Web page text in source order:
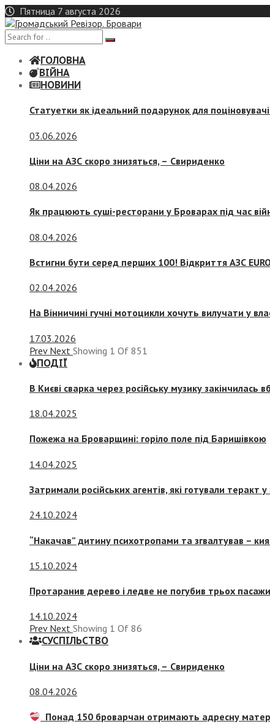
Skip
to
content
Пятница 7 августа 2026
ГОЛОВНА
ВІЙНА
НОВИНИ
Статуетки як ідеальний подарунок для
03.06.2026
Ціни на АЗС скоро знизяться, – Свириденко
08.04.2026
Як працюють суші-ресторани у Броварах під час
08.04.2026
Встигни бути серед перших 100! Відкриття АЗС
02.04.2026
На Вінничині гучні мотоцикли хочуть вилучати у
17.03.2026
Prev Next Showing 1 Of 851
ПОДІЇ
В Києві сварка через російську музику закінчилась
18.04.2025
Пожежа на Броварщині: горіло поле під Баришівкою
14.04.2025
Затримали російських агентів, які готували теракт
24.10.2024
“Накачав” дитину психотропами та згвалтував –
15.10.2024
Протаранив дерево і ледве не погубив трьох
14.10.2024
Prev Next Showing 1 Of 86
СУСПIЛЬСТВО
Ціни на АЗС скоро знизяться, – Свириденко
08.04.2026
Понад 150 броварчан отримають адресну